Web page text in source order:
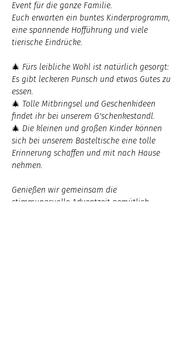
Event für die ganze Familie.
Euch erwarten ein buntes Kinderprogramm,
eine spannende Hofführung und viele
tierische Eindrücke.
🎄 Fürs leibliche Wohl ist natürlich gesorgt:
Es gibt leckeren Punsch und etwas Gutes zu
essen.
🎄 Tolle Mitbringsel und Geschenkideen
findet ihr bei unserem G'schenkestandl.
🎄 Die kleinen und großen Kinder können
sich bei unserem Basteltische eine tolle
Erinnerung schaffen und mit nach Hause
nehmen.
Genießen wir gemeinsam die
stimmungsvolle Adventzeit gemütlich